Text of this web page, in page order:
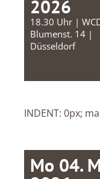
2026
18.30 Uhr |
Blumenst. 14 |
Düsseldorf
INDENT: 0px;
Mo 04.